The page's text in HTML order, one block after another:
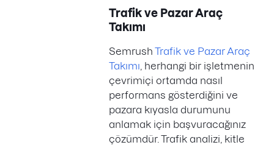
Trafik ve Pazar Araç
Takımı
Semrush Trafik ve Pazar Araç
Takımı , herhangi bir işletmenin
çevrimiçi ortamda nasıl
performans gösterdiğini ve
pazara kıyasla durumunu
anlamak için başvuracağınız
çözümdür. Trafik analizi, kitle